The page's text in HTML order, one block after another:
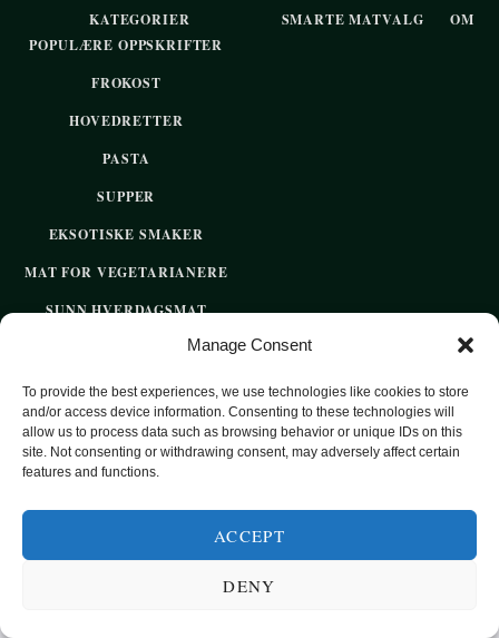
Manage Consent
To provide the best experiences, we use technologies like cookies to store
and/or access device information. Consenting to these technologies will
allow us to process data such as browsing behavior or unique IDs on this
site. Not consenting or withdrawing consent, may adversely affect certain
features and functions.
ACCEPT
DENY
KATEGORIER
POPULÆRE OPPSKRIFTER
FROKOST
HOVEDRETTER
PASTA
SUPPER
EKSOTISKE SMAKER
MAT FOR VEGETARIANERE
SUNN HVERDAGSMAT
SØTT UTEN SUKKER
SMARTE MATVALG OM
2020 OPPSKRIFTSPARADISET - SUNNE OPPSKRIFTER FOR